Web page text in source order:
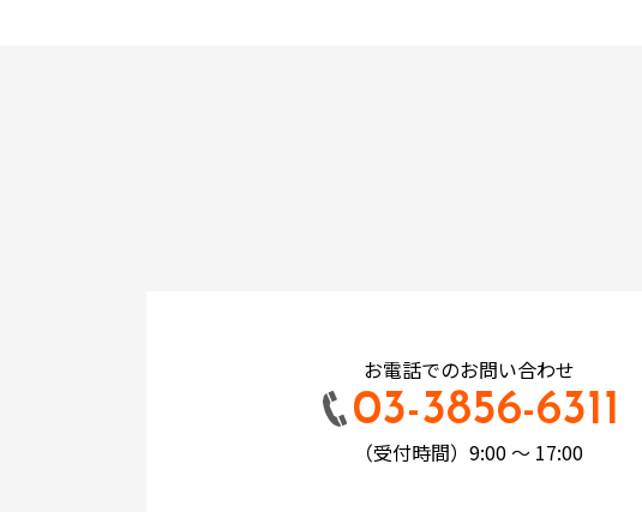
お電話でのお問い合わせ
03-3856-6311
（受付時間）9:00 ～ 17:00